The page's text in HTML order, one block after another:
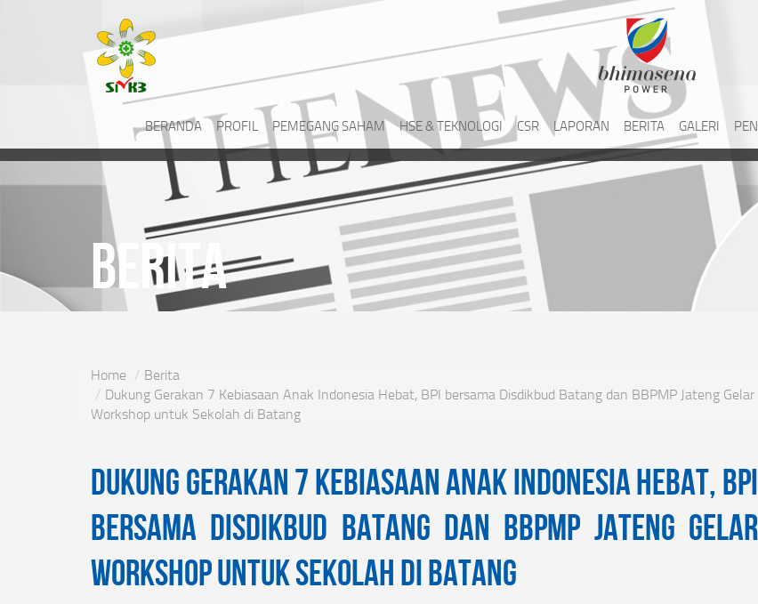
BERANDA PROFIL PEMEGANG SAHAM HSE & TEKNOLOGI CSR LAPORAN BERITA GALERI
Berita
Home
Berita
Dukung Gerakan 7 Kebiasaan Anak Indonesia Hebat, BPI bersama Disdikbud Batang dan BBPMP Jateng Gelar
Workshop untuk Sekolah di Batang
Dukung Gerakan 7 Kebiasaan Anak Indonesia Hebat, BPI
bersama Disdikbud Batang dan BBPMP Jateng Gelar
Workshop untuk Sekolah di Batang